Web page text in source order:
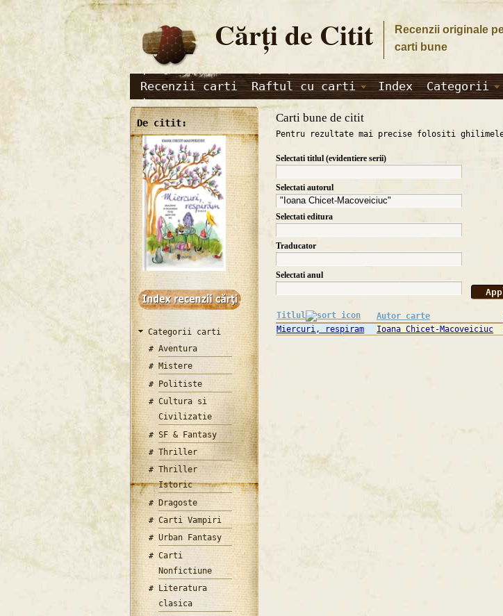
Cărţi de Citit
Recenzii originale
carti bune
Recenzii carti Raftul cu carti Index Categorii
De citit:
Categorii carti
Aventura
Mistere
Politiste
Cultura si
Civilizatie
SF & Fantasy
Thriller
Thriller
Istoric
Dragoste
Carti Vampiri
Urban Fantasy
Carti
Nonfictiune
Literatura
clasica
Carti bune de citit
Pentru rezultate mai precise folositi
Selectati titlul (evidentiere serii)
Selectati autorul
Selectati editura
Traducator
Selectati anul
Titlul Autor carte
Miercuri, respiram
Ioana Chicet-Macoveiciuc